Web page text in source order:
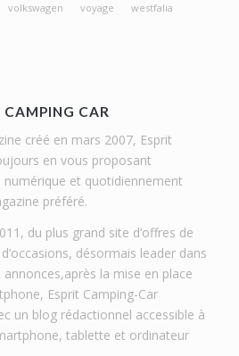
volkswagen voyage westfalia
CAMPING CAR
créé en mars 2007, Esprit
en vous proposant
et quotidiennement
préféré.
du plus grand site d’offres de
désormais leader dans
la mise en place
Esprit Camping-Car
un blog rédactionnel accessible à
tablette et ordinateur